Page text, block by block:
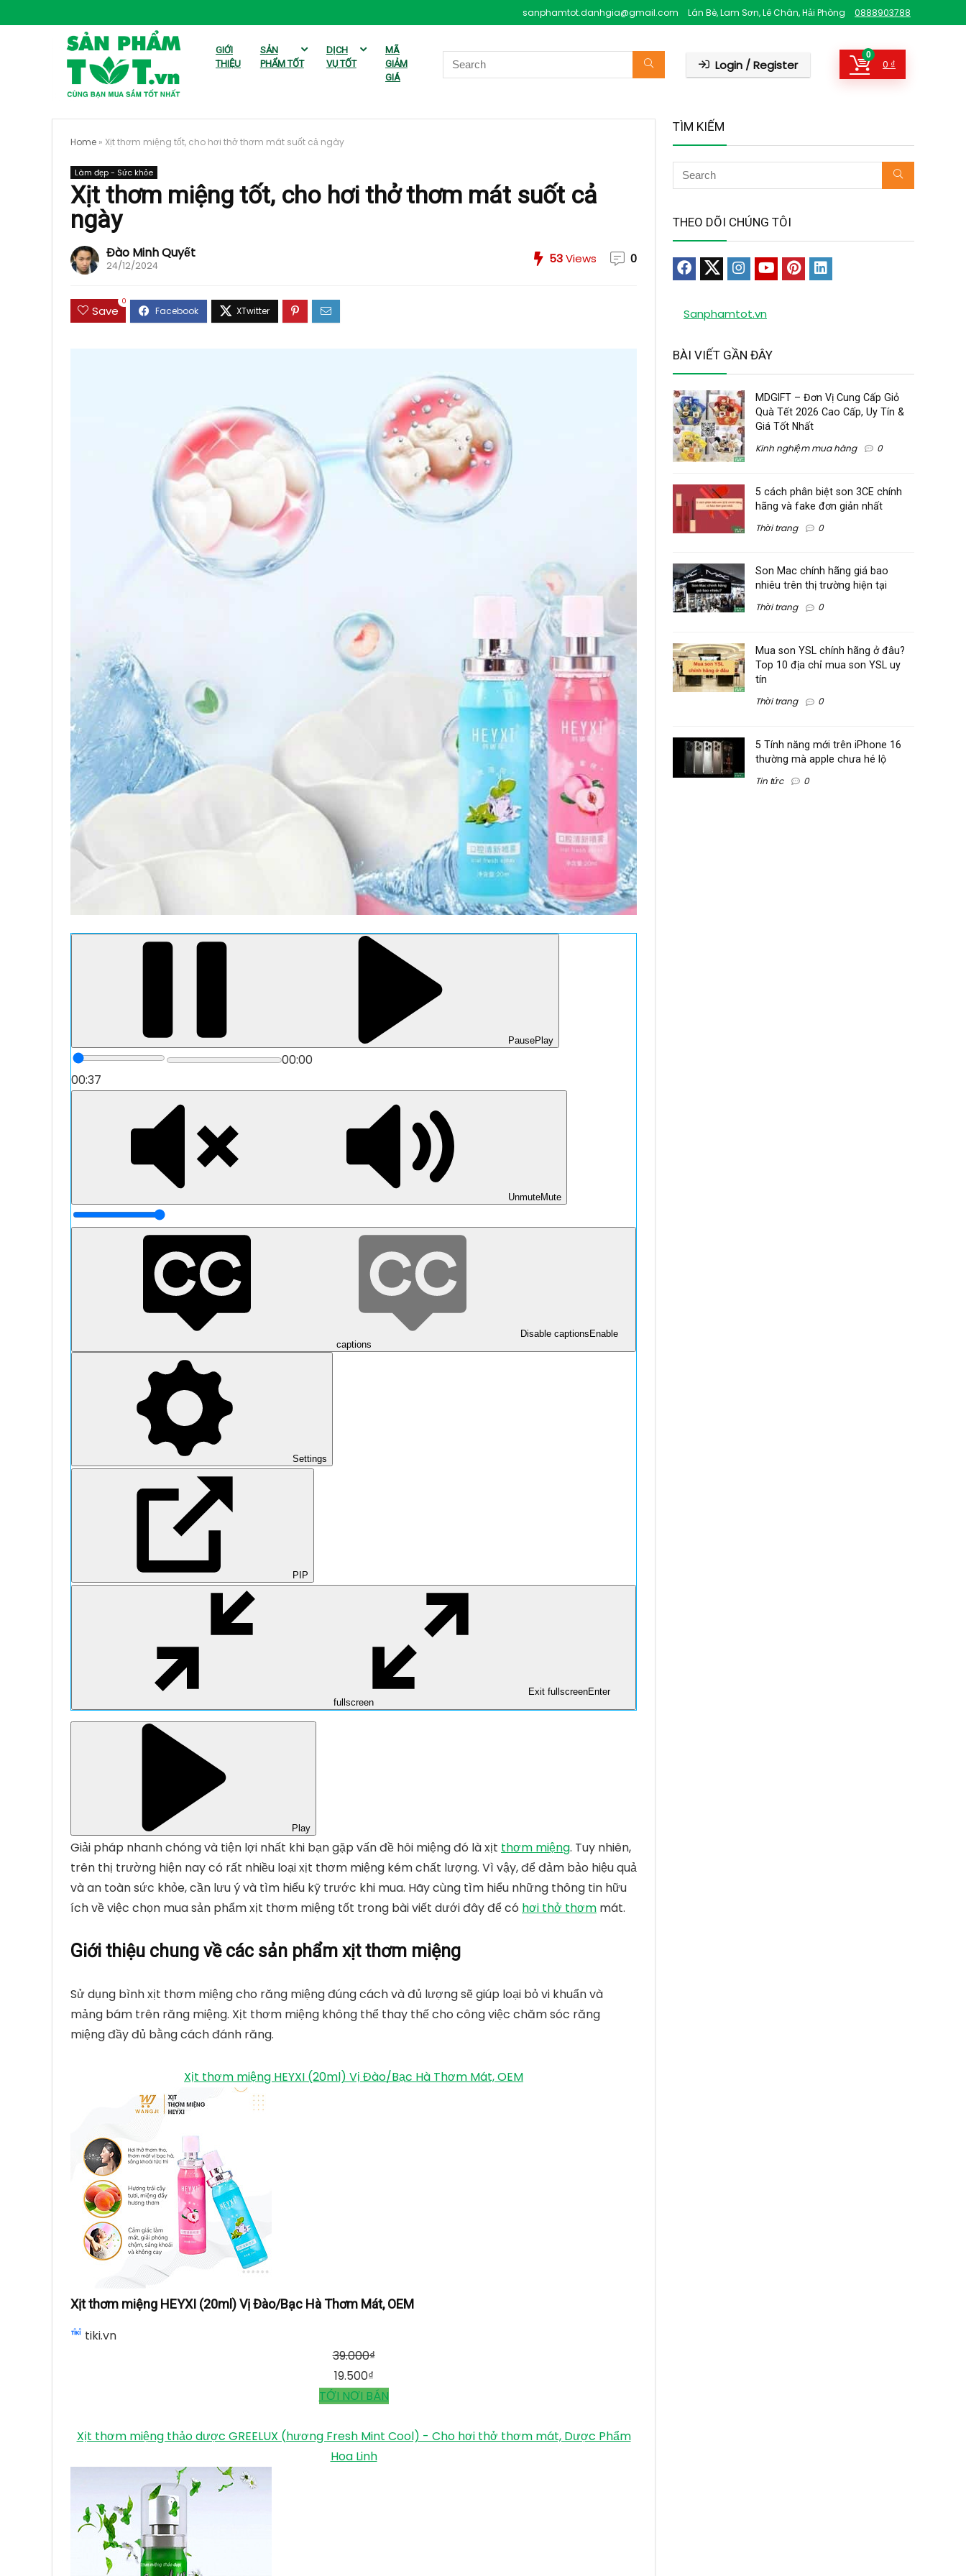
sanphamtot.danhgia@gmail.com Lán Bè, Lam Sơn, Lê Chân, Hải Phòng 0888903788
GIỚI
THIỆU
SẢN
PHẨM TỐT
DỊCH
VỤ TỐT
MÃ
GIẢM
GIÁ
Login / Register
0
0 ₫
Home » Xịt thơm miệng tốt, cho hơi thở thơm mát suốt cả ngày
Làm đẹp - Sức khỏe
Xịt thơm miệng tốt, cho hơi thở thơm mát suốt cả
ngày
Đào Minh Quyết
24/12/2024 53Views 0
Save
0
PausePlay
00:00
00:37
UnmuteMute
Disable captions Enable
captions
Settings
PIP
Exit fullscreenEnter
fullscreen
Play
Giải pháp nhanh chóng và tiện lợi nhất khi bạn gặp vấn đề hôi miệng đó là xịt thơm miệng. Tuy nhiên,
trên thị trường hiện nay có rất nhiều loại xịt thơm miệng kém chất lượng. Vì vậy, để đảm bảo hiệu quả
và an toàn sức khỏe, cần lưu ý và tìm hiểu kỹ trước khi mua. Hãy cùng tìm hiểu những thông tin hữu
ích về việc chọn mua sản phẩm xịt thơm miệng tốt trong bài viết dưới đây để có hơi thở thơm mát.
Giới thiệu chung về các sản phẩm xịt thơm miệng
Sử dụng bình xịt thơm miệng cho răng miệng đúng cách và đủ lượng sẽ giúp loại bỏ vi khuẩn và
mảng bám trên răng miệng. Xịt thơm miệng không thể thay thế cho công việc chăm sóc răng
miệng đầy đủ bằng cách đánh răng.
Xịt thơm miệng HEYXI (20ml) Vị Đào/Bạc Hà Thơm Mát, OEM
Xịt thơm miệng HEYXI (20ml) Vị Đào/Bạc Hà Thơm Mát, OEM
tiki.vn
39.000₫
19.500₫
TỚI NƠI BÁN
Xịt thơm miệng thảo dược GREELUX (hương Fresh Mint Cool) - Cho hơi thở thơm mát, Dược Phẩm
Hoa Linh
TÌM KIẾM
THEO DÕI CHÚNG TÔI
Sanphamtot.vn
BÀI VIẾT GẦN ĐÂY
MDGIFT – Đơn Vị Cung Cấp Giỏ
Quà Tết 2026 Cao Cấp, Uy Tín &
Giá Tốt Nhất
Kinh nghiệm mua hàng 0
5 cách phân biệt son 3CE chính
hãng và fake đơn giản nhất
Thời trang 0
Son Mac chính hãng giá bao
nhiêu trên thị trường hiện tại
Thời trang 0
Mua son YSL chính hãng ở đâu?
Top 10 địa chỉ mua son YSL uy
tín
Thời trang 0
5 Tính năng mới trên iPhone 16
thường mà apple chưa hé lộ
Tin tức 0